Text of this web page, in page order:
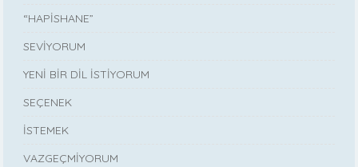
“HAPİSHANE”
SEVİYORUM
YENİ BİR DİL İSTİYORUM
SEÇENEK
İSTEMEK
VAZGEÇMİYORUM